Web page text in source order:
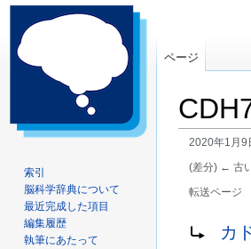
2020年1月9
(差分) ← 古
転送ページ
転送先: カ
ページ
索引
脳科学辞典について
最近完成した項目
編集履歴
執筆にあたって